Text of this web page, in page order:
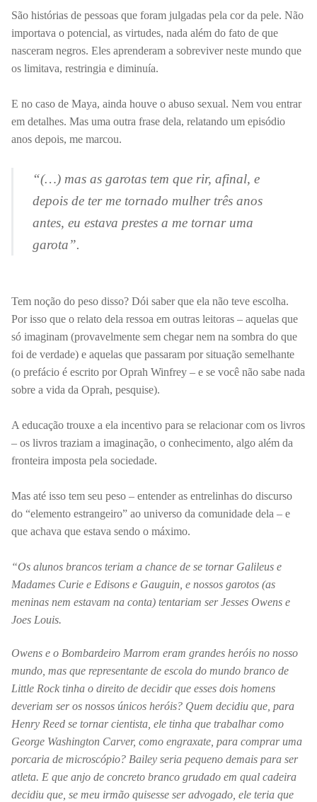
São histórias de pessoas que foram julgadas pela cor da pele. Não
importava o potencial, as virtudes, nada além do fato de que
nasceram negros. Eles aprenderam a sobreviver neste mundo que
os limitava, restringia e diminuía.
E no caso de Maya, ainda houve o abuso sexual. Nem vou entrar
em detalhes. Mas uma outra frase dela, relatando um episódio
anos depois, me marcou.
“(…) mas as garotas tem que rir, afinal,e
depois de ter me tornado mulher três anos
antes, eu estava prestes a me tornar uma
garota”.
Tem noção do peso disso? Dói saber que ela não teve escolha.
Por isso que o relato dela ressoa em outras leitoras – aquelas que
só imaginam (provavelmente sem chegar nem na sombra do que
foi de verdade) e aquelas que passaram por situação semelhante
(o prefácio é escrito por Oprah Winfrey – e se você não sabe nada
sobre a vida da Oprah, pesquise).
A educação trouxe a ela incentivo para se relacionar com os livros
– os livros traziam a imaginação, o conhecimento, algo além da
fronteira imposta pela sociedade.
Mas até isso tem seu peso – entender as entrelinhas do discurso
do “elemento estrangeiro” ao universo da comunidade dela – e
que achava que estava sendo o máximo.
“Os alunos brancos teriam a chance de se tornar Galileus e
Madames Curie e Edisons e Gauguin, e nossos garotos (as
meninas nem estavam na conta) tentariam ser Jesses Owens e
Joes Louis.
Owens e o Bombardeiro Marrom eram grandes heróis no nosso
mundo, mas que representante de escola do mundo branco de
Little Rock tinha o direito de decidir que esses dois homens
deveriam ser os nossos únicos heróis? Quem decidiu que, para
Henry Reed se tornar cientista, ele tinha que trabalhar como
George Washington Carver, como engraxate, para comprar uma
porcaria de microscópio? Bailey seria pequeno demais para ser
atleta. E que anjo de concreto branco grudado em qual cadeira
decidiu que, se meu irmão quisesse ser advogado, ele teria que